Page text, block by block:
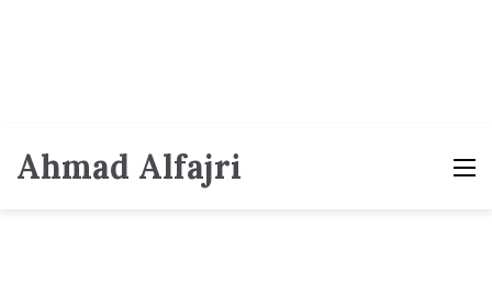
Ahmad Alfajri